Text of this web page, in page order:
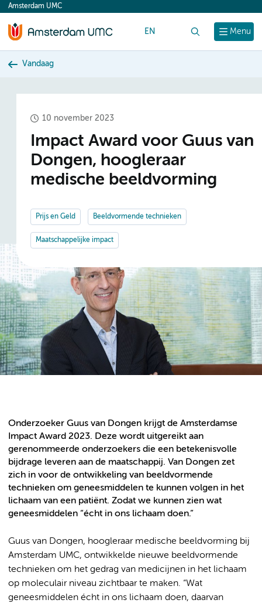
content
Menu
Amsterdam UMC
EN
Vandaag
10 november 2023
Impact Award voor Guus van
Dongen, hoogleraar
medische beeldvorming
Prijs en Geld Beeldvormende technieken
Maatschappelijke impact
Onderzoeker Guus van Dongen krijgt de Amsterdamse
Impact Award 2023. Deze wordt uitgereikt aan
gerenommeerde onderzoekers die een betekenisvolle
bijdrage leveren aan de maatschappij. Van Dongen zet
zich in voor de ontwikkeling van beeldvormende
technieken om geneesmiddelen te kunnen volgen in het
lichaam van een patiënt. Zodat we kunnen zien wat
geneesmiddelen “écht in ons lichaam doen.”
Guus van Dongen, hoogleraar medische beeldvorming bij
Amsterdam UMC, ontwikkelde nieuwe beeldvormende
technieken om het gedrag van medicijnen in het lichaam
op moleculair niveau zichtbaar te maken. “Wat
geneesmiddelen écht in ons lichaam doen, daarvan